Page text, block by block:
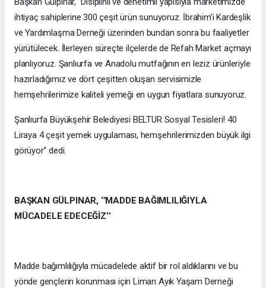
ihtiyaç sahiplerine 300 çeşit ürün sunuyoruz. İbrahim’i Kardeşlik
ve Yardımlaşma Derneği üzerinden bundan sonra bu faaliyetler
yürütülecek. İlerleyen süreçte ilçelerde de Refah Market açmayı
planlıyoruz. Şanlıurfa ve Anadolu mutfağının en leziz ürünleriyle
hazırladığımız ve dört çeşitten oluşan servisimizle
hemşehrilerimize kaliteli yemeği en uygun fiyatlara sunuyoruz.
Şanlıurfa Büyükşehir Belediyesi BELTUR Sosyal Tesisleri! 40
Liraya 4 çeşit yemek uygulaması, hemşehrilerimizden büyük ilgi
görüyor’’ dedi.
BAŞKAN GÜLPINAR, ‘’MADDE BAĞIMLILIĞIYLA
MÜCADELE EDECEĞİZ’’
Madde bağımlılığıyla mücadelede aktif bir rol aldıklarını ve bu
yönde gençlerin korunması için Liman Ayık Yaşam Derneği